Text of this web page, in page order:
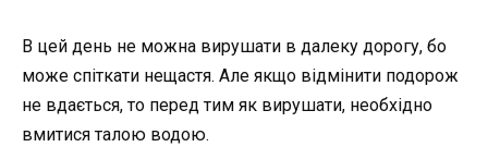
В цей день не можна вирушати в далеку дорогу, бо
може спіткати нещастя. Але якщо відмінити подорож
не вдається, то перед тим як вирушати, необхідно
вмитися талою водою.